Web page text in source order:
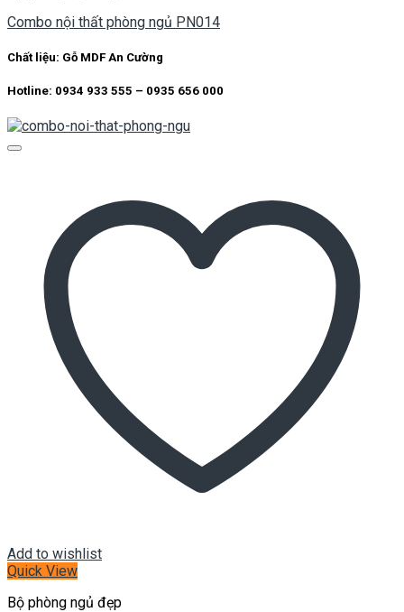
Combo nội thất phòng ngủ PN014
Chất liệu: Gỗ MDF An Cường
Hotline: 0934 933 555 – 0935 656 000
Add to wishlist
Quick View
Bộ phòng ngủ đẹp